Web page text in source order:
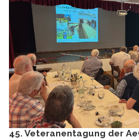
45. Veteranentagung der